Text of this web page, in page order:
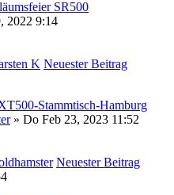
SR500
2022 9:14
K Neuester Beitrag
Stammtisch-Hamburg
» Do Feb 23, 2023 11:52
Neuester Beitrag